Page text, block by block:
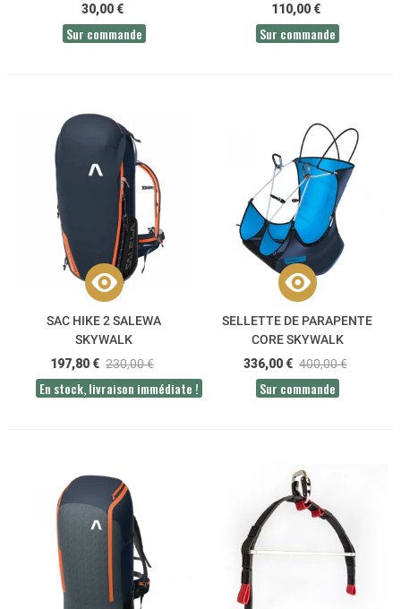
30,00 €
Sur commande
110,00 €
Sur commande
SAC HIKE 2 SALEWA
SKYWALK
197,80 € 230,00 €
En stock, livraison immédiate !
SELLETTE DE PARAPENTE
CORE SKYWALK
336,00 € 400,00 €
Sur commande